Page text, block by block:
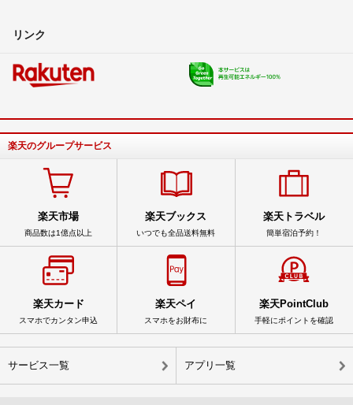
リンク
楽天のグループサービス
楽天市場
商品数は1億点以上
楽天ブックス
いつでも全品送料無料
楽天トラベル
簡単宿泊予約！
楽天カード
スマホでカンタン申込
楽天ペイ
スマホをお財布に
楽天PointClub
手軽にポイントを確認
サービス一覧 アプリ一覧